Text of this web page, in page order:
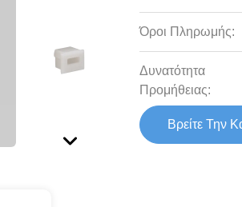
Όροι Πληρωμής:
Δυνατότητα
Προμήθειας:
Βρείτε Την